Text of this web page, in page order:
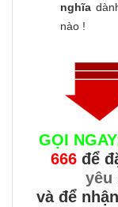
nghĩa
nào !
GỌI
666 để
yêu
và để